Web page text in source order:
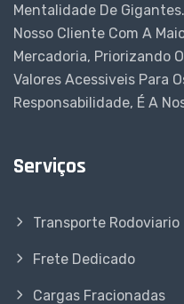
Mentalidade De
Nosso Cliente Com A
Mercadoria, Priorizando
Valores Acessiveis Para
Responsabilidade, É A
Serviços
Transporte Rodoviario
Frete Dedicado
Cargas Fracionadas